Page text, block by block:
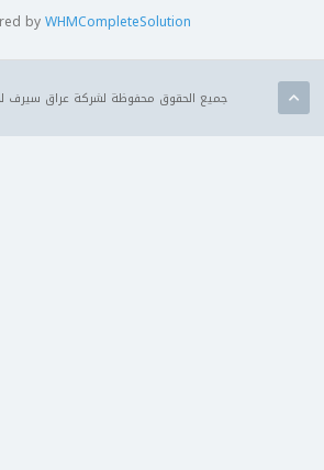
byWHMCompleteSolution
جميع الحقوق محفوظة لشركة عراق سيرف